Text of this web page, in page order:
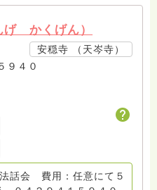
かくげん）
安穏寺 （天岑寺）
９４０
話会 費用：任意にて５